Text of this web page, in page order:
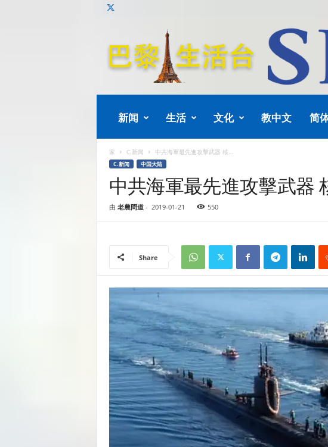
新闻 生活 文化 教中文 简
家 C.新闻 中共海軍最先進攻擊武器 核...
C.新闻 中国大陆
中共海軍最先進攻擊武器
由 老農問道- 2019-01-21 550
Share